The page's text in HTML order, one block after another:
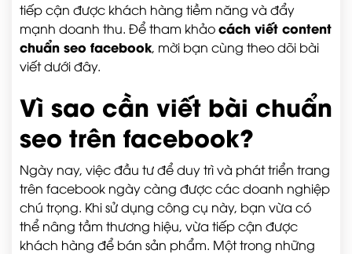
tiếp cận được khách hàng tiềm năng và đẩy
mạnh doanh thu. Để tham khảocách viết content
chuẩn seo facebook, mời bạn cùng theo dõi bài
viết dưới đây.
Vì sao cần viết bài chuẩn
seo trên facebook?
Ngày nay, việc đầu tư để duy trì và phát triển trang
trên facebook ngày càng được các doanh nghiệp
chú trọng. Khi sử dụng công cụ này, bạn vừa có
thể nâng tầm thương hiệu, vừa tiếp cận được
khách hàng để bán sản phẩm. Một trong những